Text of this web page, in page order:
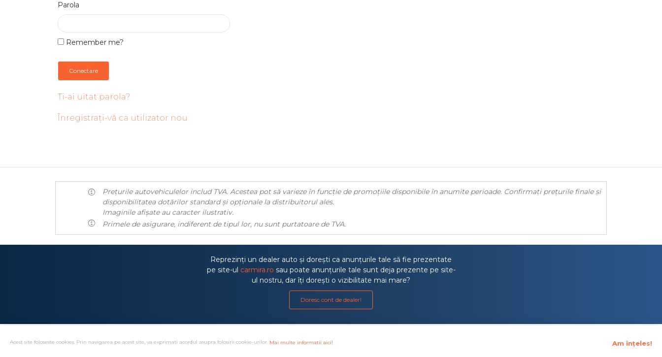
Acest site foloseste cookies. Prin navigarea pe acest site, va exprimati acordul asupra folosirii cookie-urilor. Mai multe informatii aici! Am înțeles!
Parola
Remember me?
Conectare
Ti-ai uitat parola?
Înregistrați-vă ca utilizator nou
Prețurile autovehiculelor includ TVA. Acestea pot să varieze în funcție de promoțiile disponibile în anumite perioade. Confirmați prețurile finale și
disponibilitatea dotărilor standard și opționale la distribuitorul ales.
Imaginile afișate au caracter ilustrativ.
Primele de asigurare, indiferent de tipul lor, nu sunt purtatoare de TVA.
Reprezinți un dealer auto și dorești ca anunțurile tale să fie prezentate
pe site-ul carmira.ro sau poate anunțurile tale sunt deja prezente pe site-
ul nostru, dar îți dorești o vizibilitate mai mare?
Doresc cont de dealer!